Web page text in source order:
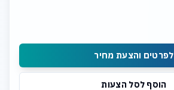
לפרטים והצעת מחיר
הוסף לסל הצעות